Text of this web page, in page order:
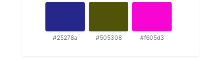
#25278a #505308 #f605d3